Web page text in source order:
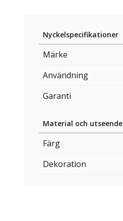
Nyckelspecifikationer
Märke
Användning
Garanti
Material och utseende
Färg
Dekoration